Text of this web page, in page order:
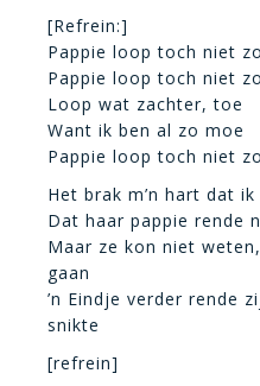
[Refrein:]
Pappie loop toch niet
Pappie loop toch niet
Loop wat zachter, toe
Want ik ben al zo moe
Pappie loop toch niet
Het brak m’n hart dat
Dat haar pappie rende
Maar ze kon niet
gaan
’n Eindje verder rende
snikte
[refrein]